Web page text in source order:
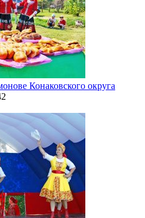
Конаковского округа